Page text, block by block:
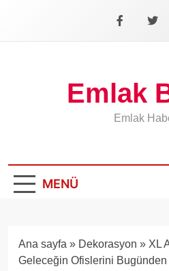
Facebook
X
Emlak
Emlak
MENÜ
Ana sayfa » Dekorasyon » XL
Geleceğin Ofislerini Bugünden